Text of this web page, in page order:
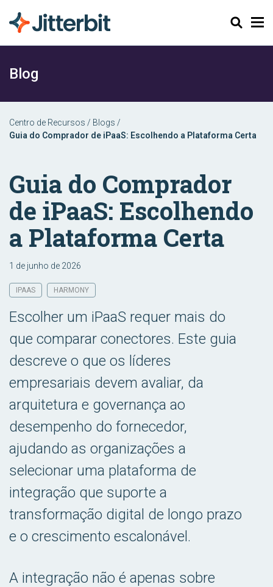
Pesquisar
Blog
Centro de Recursos / Blogs /
Guia do Comprador de iPaaS: Escolhendo a Plataforma Certa
Guia do Comprador
de iPaaS: Escolhendo
a Plataforma Certa
1 de junho de 2026
IPAAS HARMONY
Escolher um iPaaS requer mais do
que comparar conectores. Este guia
descreve o que os líderes
empresariais devem avaliar, da
arquitetura e governança ao
desempenho do fornecedor,
ajudando as organizações a
selecionar uma plataforma de
integração que suporte a
transformação digital de longo prazo
e o crescimento escalonável.
A integração não é apenas sobre